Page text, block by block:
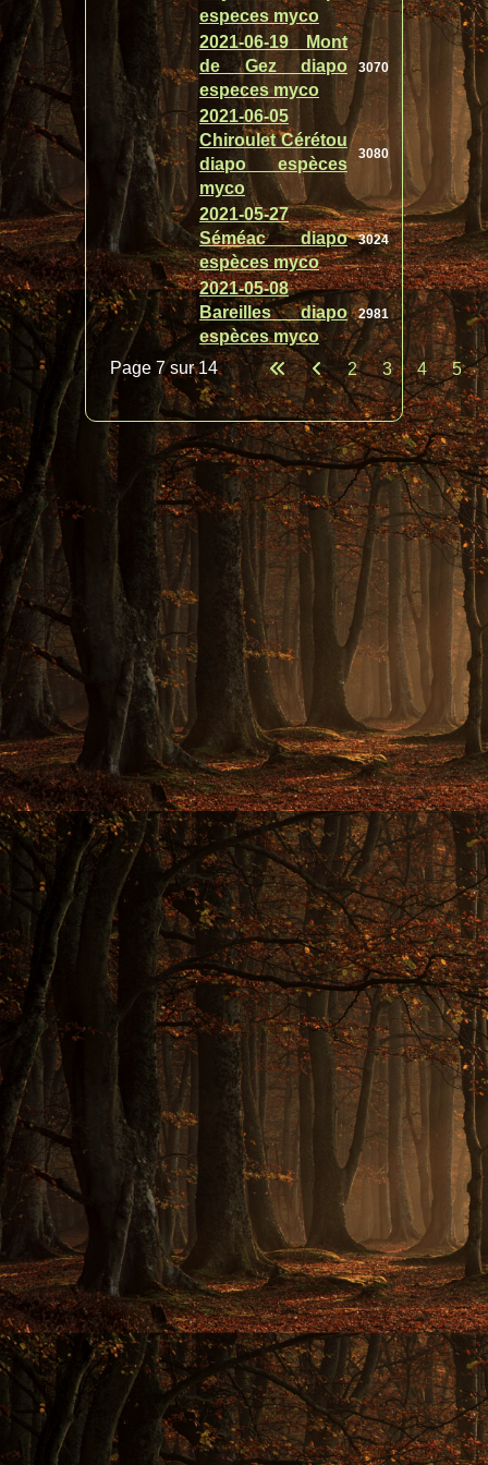
especes myco
2021-06-19 Mont
de Gez diapo
especes myco
3070
2021-06-05
Chiroulet Cérétou
diapo espèces
myco
3080
2021-05-27
Séméac diapo
espèces myco
3024
2021-05-08
Bareilles diapo
espèces myco
2981
Page 7 sur 14 2 3 4 5